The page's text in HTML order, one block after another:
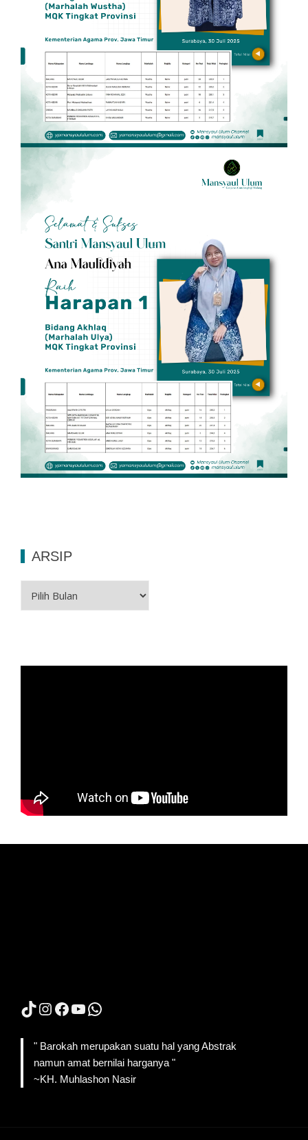
ARSIP
TikTok
Instagram
Facebook
YouTube
WhatsApp
" Barokah merupakan suatu hal yang Abstrak
namun amat bernilai harganya "
~KH. Muhlashon Nasir